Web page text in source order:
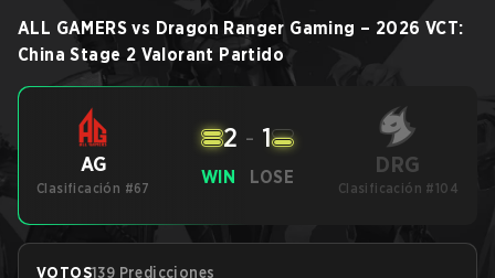
ALL GAMERS vs Dragon Ranger Gaming – 2026 VCT:
China Stage 2 Valorant Partido
AG
Clasificación #67
WIN
2 - 1
LOSE DRG
Clasificación #104
VOTOS139 Predicciones